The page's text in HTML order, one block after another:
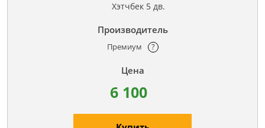
Хэтчбек 5 дв.
Премиум ?
6 100